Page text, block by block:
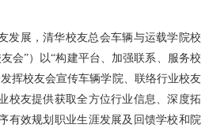
课程设置 国际生培养
所 汽车工程研究所
特种车辆与动力研究所
文体活动 社会实践
发展，清华校友总会车辆与运载学院校
会”）以“构建平台、加强联系、服务校
挥校友会宣传车辆学院、联络行业校友
校友提供获取全方位行业信息、深度拓
有效规划职业生涯发展及回馈学校和院